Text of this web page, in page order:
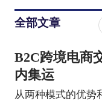
南财经大
加勒比经济
体化理论
会就业促
当前研究
全部文章
B2C跨境电商
内集运
从两种模式的优势